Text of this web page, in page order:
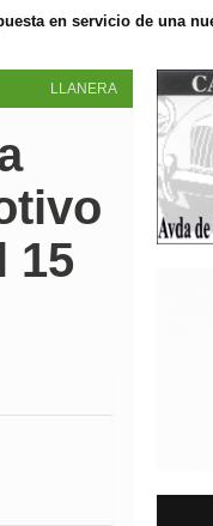
en servicio de una
LLANERA
15